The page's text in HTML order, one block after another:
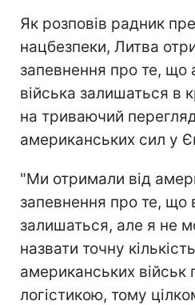
Як розповів радник
нацбезпеки, Литва
запевнення про те, що
війська залишаться в
на триваючий
американських сил у
"Ми отримали від
запевнення про те, що
залишаться, але я не
назвати точну
американських військ
логістикою, тому